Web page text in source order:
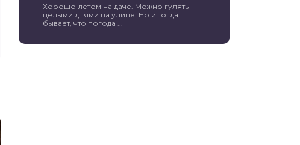
Хорошо летом на даче. Можно гулять
целыми днями на улице. Но иногда
бывает, что погода ...